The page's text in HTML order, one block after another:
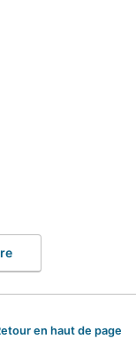
en haut de page